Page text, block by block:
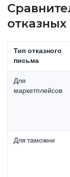
Тип отказного
письма
Для
маркетплейсов
Для таможни